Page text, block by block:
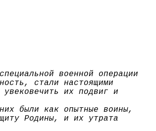
военной операции
стали настоящими
их подвиг и
были как опытные воины,
Родины, и их утрата